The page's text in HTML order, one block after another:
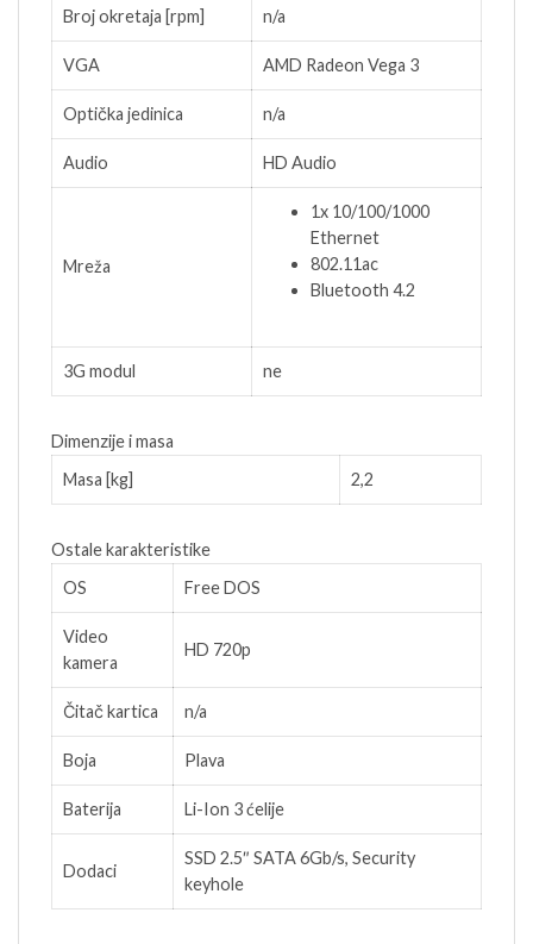
Broj okretaja [rpm] n/a
VGA AMD Radeon Vega 3
Optička jedinica n/a
Audio HD Audio
Mreža
1x 10/100/1000
Ethernet
802.11ac
Bluetooth 4.2
3G modul ne
Dimenzije i masa
Masa [kg]
2,2
Ostale karakteristike
OS
Free DOS
Video
kamera
HD 720p
Čitač kartica n/a
Boja Plava
Baterija Li-Ion 3 ćelije
Dodaci
SSD 2.5″ SATA 6Gb/s, Security
keyhole